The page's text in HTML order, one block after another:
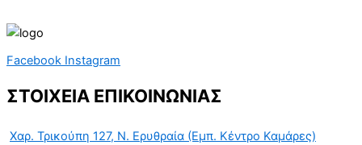
Facebook Instagram
ΣΤΟΙΧΕΙΑ ΕΠΙΚΟΙΝΩΝΙΑΣ
Χαρ. Τρικούπη 127, Ν. Ερυθραία (Εμπ. Κέντρο Καμάρες)